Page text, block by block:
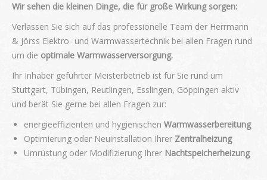
Wir sehen die kleinen Dinge, die für große Wirkung sorgen:
Verlassen Sie sich auf das professionelle Team der Herrmann
& Jörss Elektro- und Warmwassertechnik bei allen Fragen rund
um die optimale Warmwasserversorgung.
Ihr Inhaber geführter Meisterbetrieb ist für Sie rund um
Stuttgart, Tübingen, Reutlingen, Esslingen, Göppingen aktiv
und berät Sie gerne bei allen Fragen zur:
energieeffizienten und hygienischen Warmwasserbereitung
Optimierung oder Neuinstallation Ihrer Zentralheizung
Umrüstung oder Modifizierung Ihrer Nachtspeicherheizung